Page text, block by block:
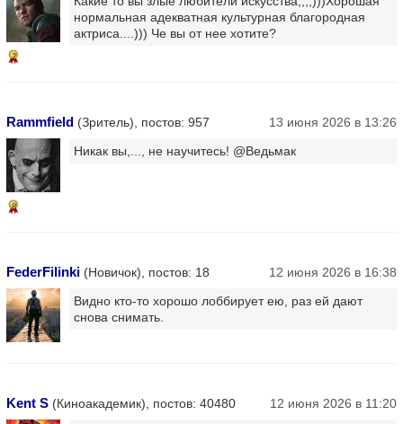
2
нормальная адекватная культурная благородная
актриса....))) Че вы от нее хотите?
Rammfield (Зритель), постов: 957 13 июня 2026 в 13:26
8
Никак вы,..., не научитесь! @Ведьмак
FederFilinki (Новичок), постов: 18
12 июня 2026 в 16:38
Видно кто-то хорошо лоббирует ею, раз ей дают
снова снимать.
Kent S (Киноакадемик), постов: 40480 12 июня 2026 в 11:20